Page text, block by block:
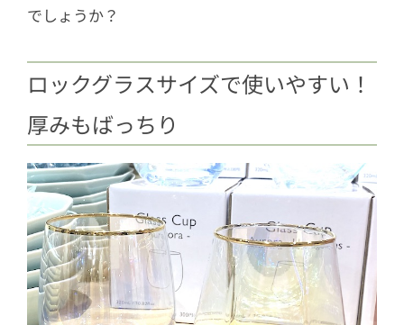
でしょうか？
ロックグラスサイズで使いやすい！
厚みもばっちり